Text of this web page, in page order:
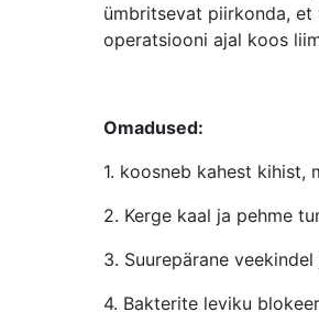
ümbritsevat piirkonda,
operatsiooni ajal koos
Omadused:
1. koosneb kahest kihist,
2. Kerge kaal ja pehme
3. Suurepärane
4. Bakterite leviku